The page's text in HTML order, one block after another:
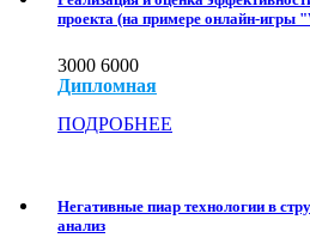
проекта (на примере онлайн-игры
3000 6000
Дипломная
ПОДРОБНЕЕ
Негативные пиар технологии в
анализ